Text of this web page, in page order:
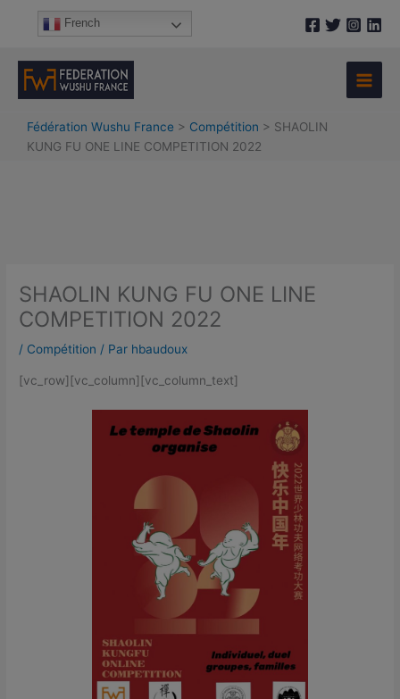
French
Fédération Wushu France > Compétition > SHAOLIN
KUNG FU ONE LINE COMPETITION 2022
SHAOLIN KUNG FU ONE LINE
COMPETITION 2022
/ Compétition / Par hbaudoux
[vc_row][vc_column][vc_column_text]
c